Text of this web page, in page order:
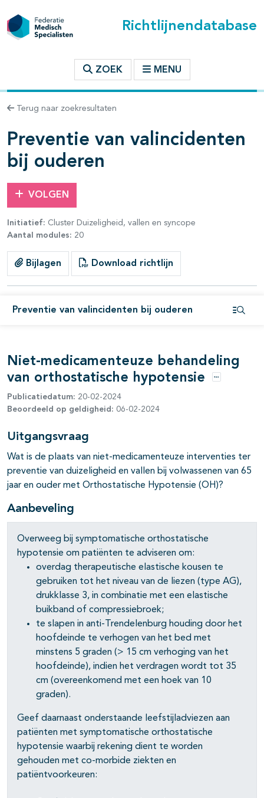
Richtlijnendatabase
ZOEK MENU
Terug naar zoekresultaten
Preventie van valincidenten
bij ouderen
VOLGEN
Initiatief: Cluster Duizeligheid, vallen en syncope
Aantal modules: 20
Bijlagen Download richtlijn
Preventie van valincidenten bij ouderen
binnen deze richtlijn
open- en dichtklappen
Niet-medicamenteuze behandeling
van orthostatische hypotensie
Opties
Publicatiedatum: 20-02-2024
Beoordeeld op geldigheid: 06-02-2024
Uitgangsvraag
Wat is de plaats van niet-medicamenteuze interventies ter
preventie van duizeligheid en vallen bij volwassenen van 65
jaar en ouder met Orthostatische Hypotensie (OH)?
Aanbeveling
Overweeg bij symptomatische orthostatische
hypotensie om patiënten te adviseren om:
overdag therapeutische elastische kousen te
gebruiken tot het niveau van de liezen (type AG),
drukklasse 3, in combinatie met een elastische
buikband of compressiebroek;
te slapen in anti-Trendelenburg houding door het
hoofdeinde te verhogen van het bed met
minstens 5 graden (> 15 cm verhoging van het
hoofdeinde), indien het verdragen wordt tot 35
cm (overeenkomend met een hoek van 10
graden).
Geef daarnaast onderstaande leefstijladviezen aan
patiënten met symptomatische orthostatische
hypotensie waarbij rekening dient te worden
gehouden met co-morbide ziekten en
patiëntvoorkeuren: